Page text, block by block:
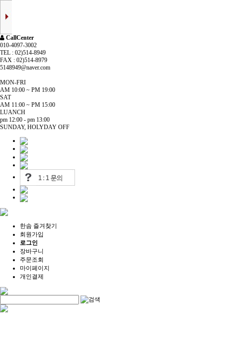
CallCenter
010-4097-3002
TEL : 02)514-8949
FAX : 02)514-8979
5148949@naver.com
MON-FRI
AM 10:00 ~ PM 19:00
SAT
AM 11:00 ~ PM 15:00
LUANCH
pm 12:00 - pm 13:00
SUNDAY, HOLYDAY OFF
한솜 즐겨찾기
회원가입
로그인
장바구니
주문조회
마이페이지
개인결제